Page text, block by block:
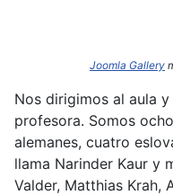
Joomla Gallery
Nos dirigimos al aula
profesora. Somos
alemanes, cuatro
llama Narinder Kaur y
Valder, Matthias Krah,